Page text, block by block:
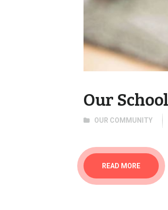
Our
OUR COMMUNITY
READ MORE